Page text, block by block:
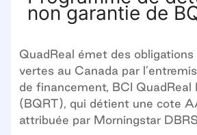
non garantie de
QuadReal émet des
vertes au Canada par
de financement, BCI QuadReal
(BQRT), qui détient une cote
attribuée par Morningstar